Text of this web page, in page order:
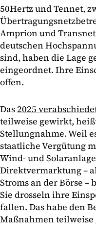
50Hertz und Tennet,
Amprion und
deutschen
sind, haben die Lage
eingeordnet. Ihre
offen.
Das 2025
teilweise gewirkt,
Stellungnahme. Weil
staatliche Vergütung
Wind- und
Direktvermarktung –
Stroms an der Börse –
Sie drosseln ihre
fallen. Das habe den
Maßnahmen teilweise